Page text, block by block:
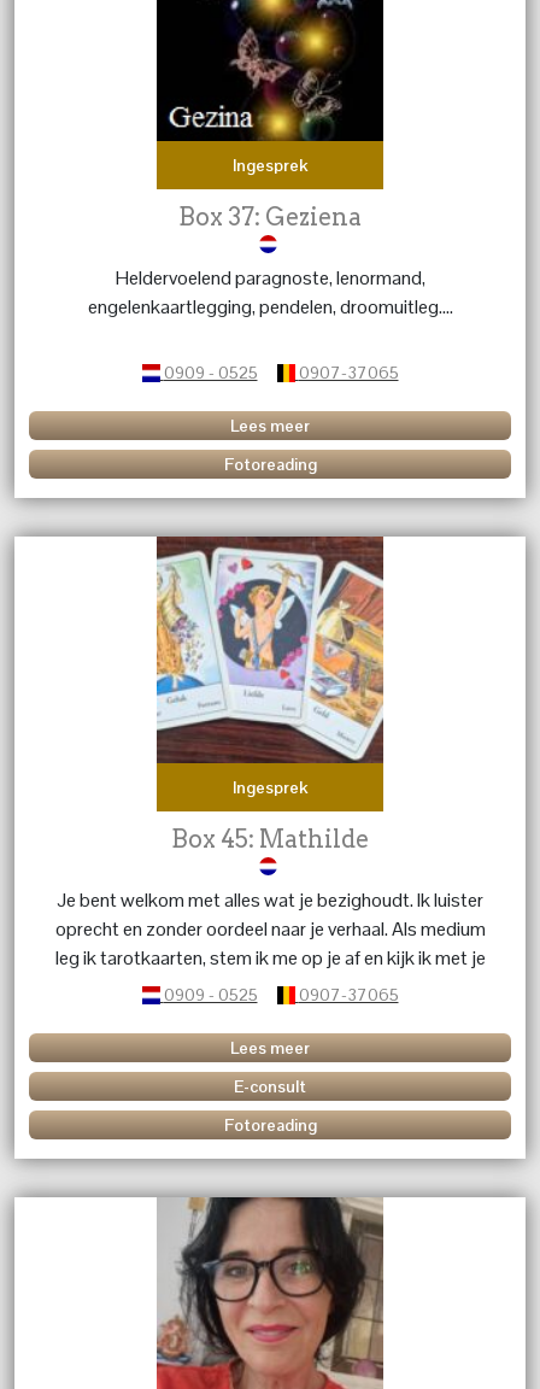
Ingesprek
Box 37: Geziena
Heldervoelend paragnoste, lenormand,
engelenkaartlegging, pendelen, droomuitleg....
0909 - 0525 0907-37065
Lees meer
Fotoreading
Ingesprek
Box 45: Mathilde
Je bent welkom met alles wat je bezighoudt. Ik luister
oprecht en zonder oordeel naar je verhaal. Als medium
leg ik tarotkaarten, stem ik me op je af en kijk ik met je
mee naar wat de toekomst voor jou in petto heeft,
liefde, tweelingzielen, toekomstvoorspellingen en
zakelijk advies. Ook is contact met overleden dierbaren
mogelijk. Al 30 jaar ervaring – niets is gek.
0909 - 0525 0907-37065
Lees meer
E-consult
Fotoreading